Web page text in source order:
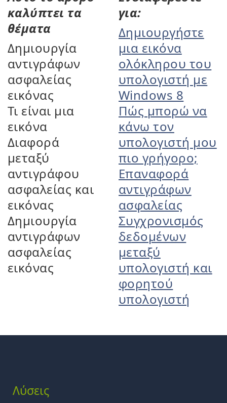
καλύπτει τα
θέματα
Δημιουργία
αντιγράφων
ασφαλείας
εικόνας
Τι είναι μια
εικόνα
Διαφορά
μεταξύ
αντιγράφου
ασφαλείας και
εικόνας
Δημιουργία
αντιγράφων
ασφαλείας
εικόνας
για:
Δημιουργήστε
μια εικόνα
ολόκληρου του
υπολογιστή με
Windows 8
Πώς μπορώ να
κάνω τον
υπολογιστή μου
πιο γρήγορο;
Επαναφορά
αντιγράφων
ασφαλείας
Συγχρονισμός
δεδομένων
μεταξύ
υπολογιστή και
φορητού
υπολογιστή
Λύσεις